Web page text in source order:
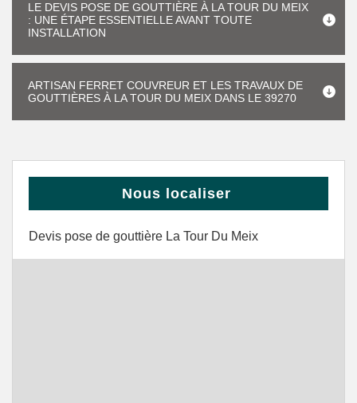
LE DEVIS POSE DE GOUTTIÈRE À LA TOUR DU MEIX
: UNE ÉTAPE ESSENTIELLE AVANT TOUTE
INSTALLATION
ARTISAN FERRET COUVREUR ET LES TRAVAUX DE
GOUTTIÈRES À LA TOUR DU MEIX DANS LE 39270
Nous localiser
Devis pose de gouttière La Tour Du Meix